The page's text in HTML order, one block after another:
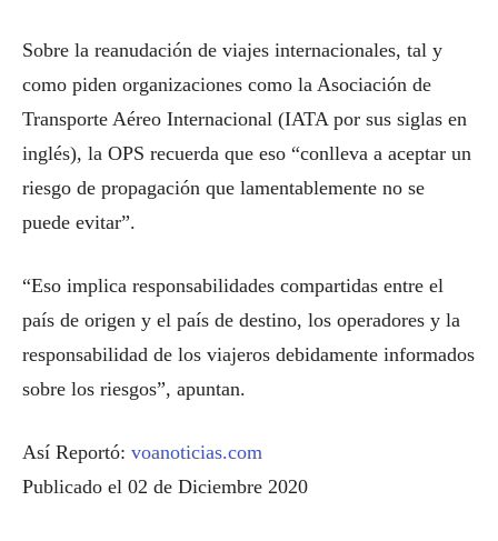
Sobre la reanudación de viajes internacionales, tal y
como piden organizaciones como la Asociación de
Transporte Aéreo Internacional (IATA por sus siglas en
inglés), la OPS recuerda que eso “conlleva a aceptar un
riesgo de propagación que lamentablemente no se
puede evitar”.
“Eso implica responsabilidades compartidas entre el
país de origen y el país de destino, los operadores y la
responsabilidad de los viajeros debidamente informados
sobre los riesgos”, apuntan.
Así Reportó: voanoticias.com
Publicado el 02 de Diciembre 2020